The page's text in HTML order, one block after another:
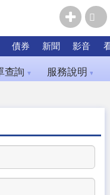
債券 新聞 影音
查詢 ▼ 服務說明 ▼